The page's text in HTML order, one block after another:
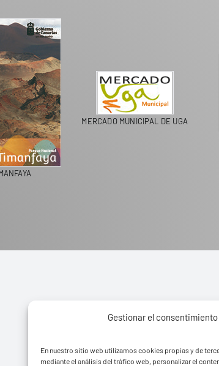
Gestionar el
En nuestro sitio web utilizamos cookies propias y de
mediante el análisis del tráfico web, personalizar el
TIMANFAYA
MERCADO MUNICIPAL DE UGA